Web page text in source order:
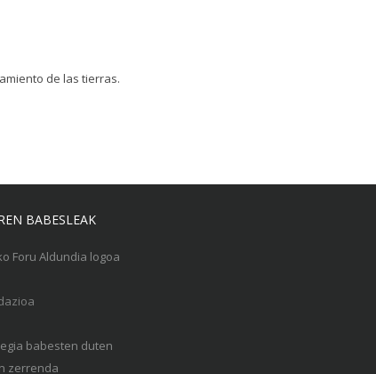
de las tierras.
BABESLEAK
babesten duten
zerrenda